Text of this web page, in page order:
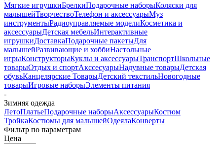
Мягкие игрушкиБрелкиПодарочные наборыКоляски для
малышейТворчествоТелефон и аксессуарыМуз
инструментыРадиоуправляемые моделиКосметика и
аксессуарыДетская мебельИнтерактивные
игрушкиДоставкаПодарочные пакетыДля
малышейРазвивающие и хоббиНастольные
игрыКонструкторыКуклы и аксессуарыТранспортШкольные
товарыОтдых и спортАкссесуарыНадувные товарыДетская
обувьКанцелярские ТоварыДетский текстильНовогодные
товарыИгровые наборыЭлементы питания
-
Зимняя одежда
ЛетоПлатьеПодарочные наборыАксессуарыКостюм
ТройкаКостюмы для малышейОдеялаКонверты
Фильтр по параметрам
Цена